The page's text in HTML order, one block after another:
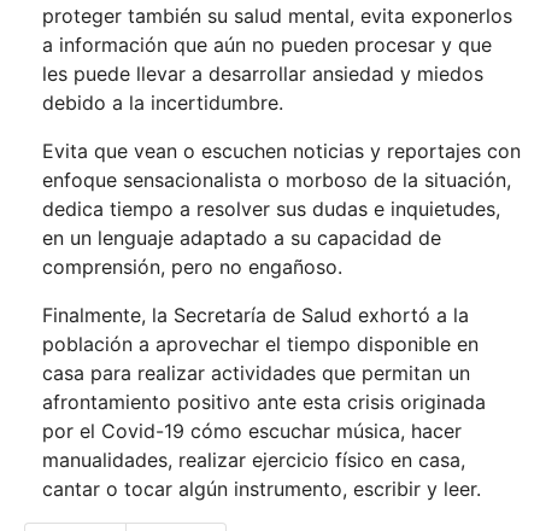
proteger también su salud mental, evita exponerlos
a información que aún no pueden procesar y que
les puede llevar a desarrollar ansiedad y miedos
debido a la incertidumbre.
Evita que vean o escuchen noticias y reportajes con
enfoque sensacionalista o morboso de la situación,
dedica tiempo a resolver sus dudas e inquietudes,
en un lenguaje adaptado a su capacidad de
comprensión, pero no engañoso.
Finalmente, la Secretaría de Salud exhortó a la
población a aprovechar el tiempo disponible en
casa para realizar actividades que permitan un
afrontamiento positivo ante esta crisis originada
por el Covid-19 cómo escuchar música, hacer
manualidades, realizar ejercicio físico en casa,
cantar o tocar algún instrumento, escribir y leer.